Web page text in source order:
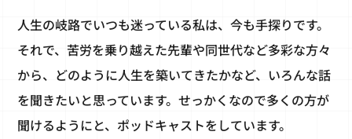
人生の岐路でいつも迷っている私は、今も手探りです。
それで、苦労を乗り越えた先輩や同世代など多彩な方々
から、どのように人生を築いてきたかなど、いろんな話
を聞きたいと思っています。せっかくなので多くの方が
聞けるようにと、ポッドキャストをしています。